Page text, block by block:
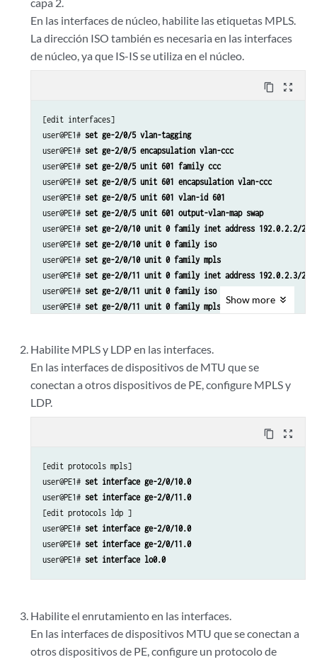
En las interfaces de núcleo, habilite las etiquetas MPLS.
La dirección ISO también es necesaria en las interfaces
de núcleo, ya que IS-IS se utiliza en el núcleo.
content_copy zoom_out_map
[edit interfaces]
user@PE1# set ge-2/0/5 vlan-tagging
user@PE1# set ge-2/0/5 encapsulation vlan-ccc
user@PE1# set ge-2/0/5 unit 601 family ccc
user@PE1# set ge-2/0/5 unit 601 encapsulation vlan-ccc
user@PE1# set ge-2/0/5 unit 601 vlan-id 601
user@PE1# set ge-2/0/5 unit 601 output-vlan-map swap
user@PE1# set ge-2/0/10 unit 0 family inet address 192.0.2.2/24
user@PE1# set ge-2/0/10 unit 0 family iso
user@PE1# set ge-2/0/10 unit 0 family mpls
user@PE1# set ge-2/0/11 unit 0 family inet address 192.0.2.3/24
user@PE1# set ge-2/0/11 unit 0 family iso
user@PE1# set ge-2/0/11 unit 0 family mpls
Show more
Habilite MPLS y LDP en las interfaces.
En las interfaces de dispositivos de MTU que se
conectan a otros dispositivos de PE, configure MPLS y
LDP.
content_copy zoom_out_map
[edit protocols mpls]
user@PE1# set interface ge-2/0/10.0
user@PE1# set interface ge-2/0/11.0
[edit protocols ldp ]
user@PE1# set interface ge-2/0/10.0
user@PE1# set interface ge-2/0/11.0
user@PE1# set interface lo0.0
Habilite el enrutamiento en las interfaces.
En las interfaces de dispositivos MTU que se conectan a
otros dispositivos de PE, configure un protocolo de